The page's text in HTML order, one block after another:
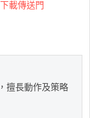
載傳送門
擅長動作及策略